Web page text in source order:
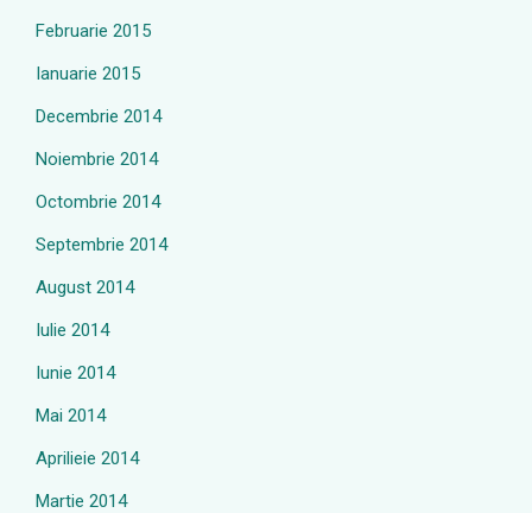
Februarie 2015
Ianuarie 2015
Decembrie 2014
Noiembrie 2014
Octombrie 2014
Septembrie 2014
August 2014
Iulie 2014
Iunie 2014
Mai 2014
Aprilieie 2014
Martie 2014